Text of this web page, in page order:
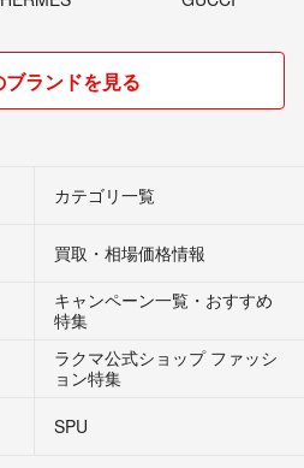
ランドを見る
カテゴリ一覧
買取・相場価格情報
キャンペーン一覧・おすすめ
特集
ラクマ公式ショップ ファッシ
ョン特集
SPU